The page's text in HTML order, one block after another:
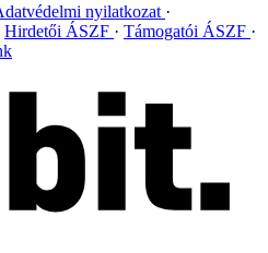
nyilatkozat
Hirdetői ÁSZF
Támogatói ÁSZF